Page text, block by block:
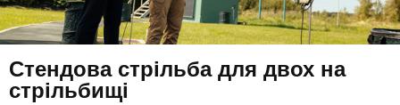
Стендова стрільба для двох на
стрільбищі